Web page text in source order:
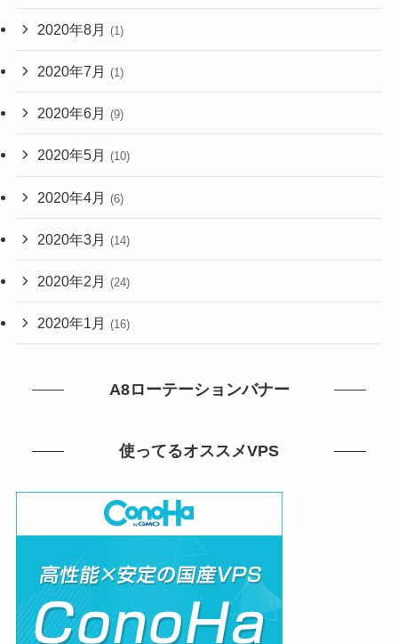
2020年8月 (1)
2020年7月 (1)
2020年6月 (9)
2020年5月 (10)
2020年4月 (6)
2020年3月 (14)
2020年2月 (24)
2020年1月 (16)
A8ローテーションバナー
使ってるオススメVPS